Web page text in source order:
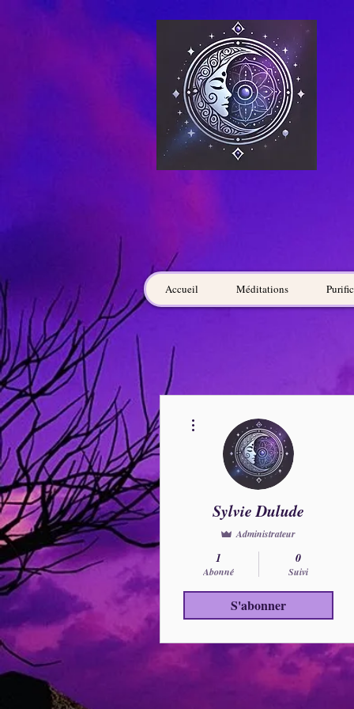
Accueil Méditations
Sylvie Dulude
Administrateur
1
Abonné
0
Suivi
S'abonner